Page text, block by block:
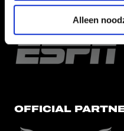
Alleen
OFFICIAL